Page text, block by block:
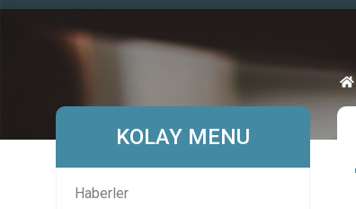
KOLAY MENU
Haberler